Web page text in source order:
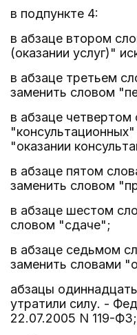
в подпункте 4:
в абзаце втором
(оказании услуг)"
в абзаце третьем
заменить словом
в абзаце четвертом
"оказании
в абзаце пятом
заменить словом
в абзаце шестом
словом "сдаче";
в абзаце седьмом
заменить словами
абзацы
утратили силу. -
22.07.2005 N 119-ФЗ;